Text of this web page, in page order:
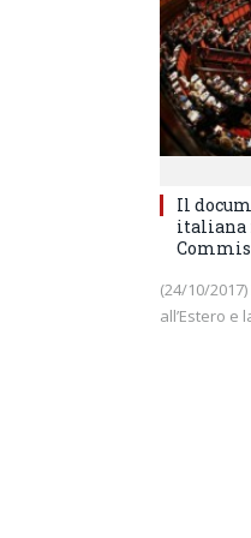
Il
italiana
(24/10/
all’Estero e